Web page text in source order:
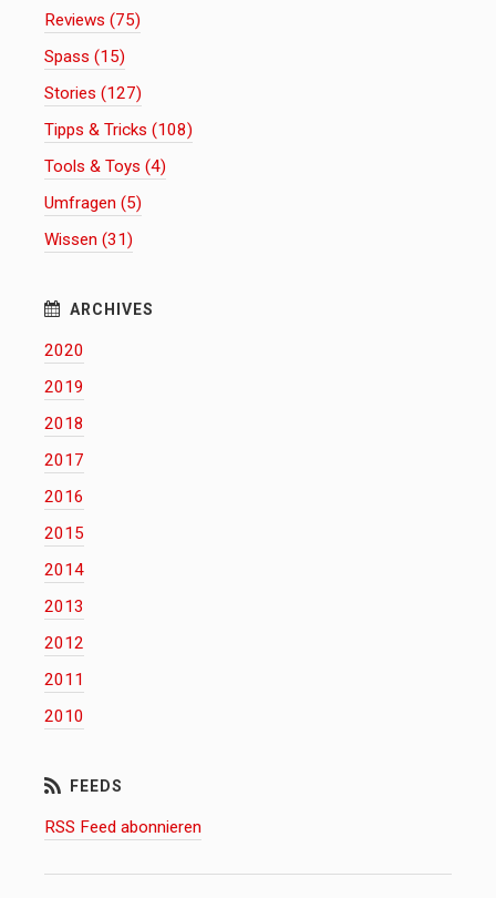
Reviews (75)
Spass (15)
Stories (127)
Tipps & Tricks (108)
Tools & Toys (4)
Umfragen (5)
Wissen (31)
2020
2019
2018
2017
2016
2015
2014
2013
2012
2011
2010
RSS Feed abonnieren